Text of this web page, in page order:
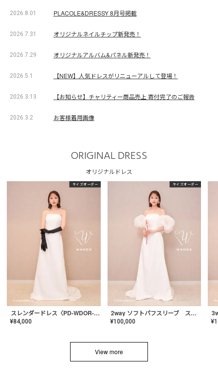
2026.8.01 PLACOLE&DRESSY 8月号掲載
2026.7.31 オリジナルネイルチップ新発売！
2026.7.29 オリジナルアルバム&パネル新発売！
2026.5.1 【NEW】人気ドレスがリニューアルして登場！
2026.3.13 【お知らせ】チャリティー商品売上 寄付完了のご報告
2026.3.2 お客様着用画像
ORIGINAL DRESS
オリジナルドレス
サイズオーダー
スレンダードレス〈PD-WDOR-2110〉
¥84,000
サイズオーダー
2way ソフトパフスリーブ スレンダードレス〈PD-WDOR-2112〉
¥100,000 ¥
View more